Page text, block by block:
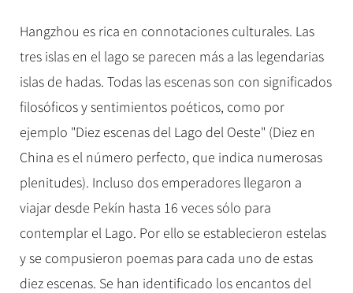
Arquitectura
Otras cosas
Attracciones
Hangzhou es rica en connotaciones culturales. Las
tres islas en el lago se parecen más a las legendarias
islas de hadas. Todas las escenas son con significados
filosóficos y sentimientos poéticos, como por
ejemplo "Diez escenas del Lago del Oeste" (Diez en
China es el número perfecto, que indica numerosas
plenitudes). Incluso dos emperadores llegaron a
viajar desde Pekín hasta 16 veces sólo para
contemplar el Lago. Por ello se establecieron estelas
y se compusieron poemas para cada uno de estas
diez escenas. Se han identificado los encantos del